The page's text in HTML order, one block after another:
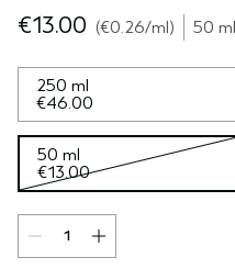
€13.00 €0.26/ml 50 ml
250 ml
€46.00
50 ml
€13.00